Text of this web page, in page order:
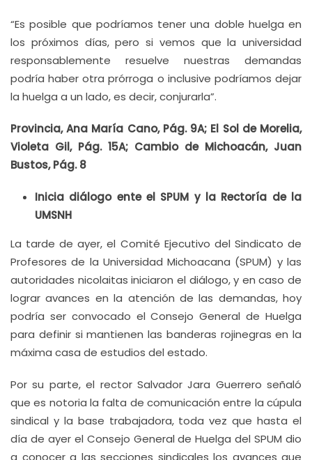
“Es posible que podríamos tener una doble huelga en
los próximos días, pero si vemos que la universidad
responsablemente resuelve nuestras demandas
podría haber otra prórroga o inclusive podríamos dejar
la huelga a un lado, es decir, conjurarla”.
Provincia, Ana María Cano, Pág. 9A; El Sol de Morelia,
Violeta Gil, Pág. 15A; Cambio de Michoacán, Juan
Bustos, Pág. 8
Inicia diálogo ente el SPUM y la Rectoría de la
UMSNH
La tarde de ayer, el Comité Ejecutivo del Sindicato de
Profesores de la Universidad Michoacana (SPUM) y las
autoridades nicolaitas iniciaron el diálogo, y en caso de
lograr avances en la atención de las demandas, hoy
podría ser convocado el Consejo General de Huelga
para definir si mantienen las banderas rojinegras en la
máxima casa de estudios del estado.
Por su parte, el rector Salvador Jara Guerrero señaló
que es notoria la falta de comunicación entre la cúpula
sindical y la base trabajadora, toda vez que hasta el
día de ayer el Consejo General de Huelga del SPUM dio
a conocer a las secciones sindicales los avances que